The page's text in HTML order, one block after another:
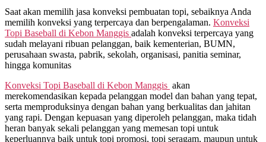
Saat akan memilih jasa konveksi pembuatan topi, sebaiknya Anda
memilih konveksi yang terpercaya dan berpengalaman. Konveksi
Topi Baseball di Kebon Manggis adalah konveksi terpercaya yang
sudah melayani ribuan pelanggan, baik kementerian, BUMN,
perusahaan swasta, pabrik, sekolah, organisasi, panitia seminar,
hingga komunitas
Konveksi Topi Baseball di Kebon Manggis akan
merekomendasikan kepada pelanggan model dan bahan yang tepat,
serta memproduksinya dengan bahan yang berkualitas dan jahitan
yang rapi. Dengan kepuasan yang diperoleh pelanggan, maka tidah
heran banyak sekali pelanggan yang memesan topi untuk
keperluannya baik untuk topi promosi, topi seragam, maupun untuk